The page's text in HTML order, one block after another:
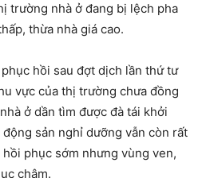
trường nhà ở đang bị lệch pha
thừa nhà giá cao.
hồi sau đợt dịch lần thứ tư
vực của thị trường chưa đồng
ở dần tìm được đà tái khởi
sản nghỉ dưỡng vẫn còn rất
phục sớm nhưng vùng ven,
chậm.